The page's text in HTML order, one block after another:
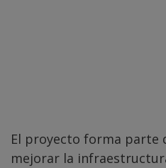
El proyecto forma parte
mejorar la